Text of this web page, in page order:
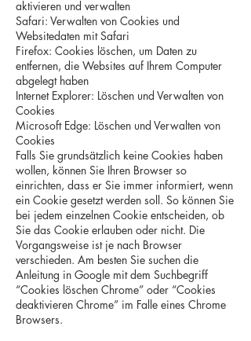
aktivieren und verwalten
Safari: Verwalten von Cookies und
Websitedaten mit Safari
Firefox: Cookies löschen, um Daten zu
entfernen, die Websites auf Ihrem Computer
abgelegt haben
Internet Explorer: Löschen und Verwalten von
Cookies
Microsoft Edge: Löschen und Verwalten von
Cookies
Falls Sie grundsätzlich keine Cookies haben
wollen, können Sie Ihren Browser so
einrichten, dass er Sie immer informiert, wenn
ein Cookie gesetzt werden soll. So können Sie
bei jedem einzelnen Cookie entscheiden, ob
Sie das Cookie erlauben oder nicht. Die
Vorgangsweise ist je nach Browser
verschieden. Am besten Sie suchen die
Anleitung in Google mit dem Suchbegriff
“Cookies löschen Chrome” oder “Cookies
deaktivieren Chrome” im Falle eines Chrome
Browsers.